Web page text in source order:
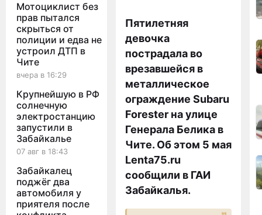
Мотоциклист без
прав пытался
скрыться от
полиции и едва не
устроил ДТП в
Чите
вчера в 16:29
Крупнейшую в РФ
солнечную
электростанцию
запустили в
Забайкалье
07 авг в 18:43
Забайкалец
поджёг два
автомобиля у
приятеля после
Пятилетняя
девочка
пострадала во
врезавшейся в
металлическое
ограждение Subaru
Forester на улице
Генерала Белика в
Чите. Об этом 5 мая
Lenta75.ru
сообщили в ГАИ
Забайкалья.